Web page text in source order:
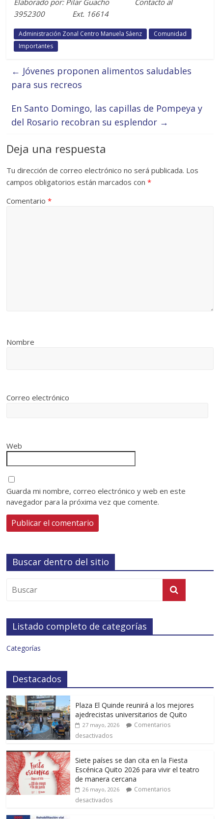
Elaborado por: Pilar Guacho Contacto al
3952300 Ext. 16614
Administración Zonal Centro Manuela Sáenz
Comunidad
Importantes
← Jóvenes proponen alimentos saludables
para sus recreos
En Santo Domingo, las capillas de Pompeya y
del Rosario recobran su esplendor →
Deja una respuesta
Tu dirección de correo electrónico no será publicada. Los
campos obligatorios están marcados con*
Comentario*
Nombre
Correo electrónico
Web
Guarda mi nombre, correo electrónico y web en este
navegador para la próxima vez que comente.
Buscar dentro del sitio
Listado completo de categorías
Categorías
Destacados
Plaza El Quinde reunirá a los mejores
ajedrecistas universitarios de Quito
27 mayo, 2026
Comentarios
desactivados
Siete países se dan cita en la Fiesta
Escénica Quito 2026 para vivir el teatro
de manera cercana
26 mayo, 2026
Comentarios
desactivados